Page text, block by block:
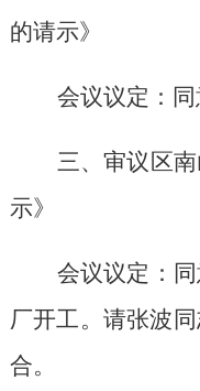
的请示》
会议议定：同
三、审议区
示》
会议议定：
厂开工。请张波
合。